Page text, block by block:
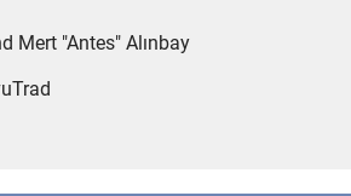
Mert "Antes" Alınbay